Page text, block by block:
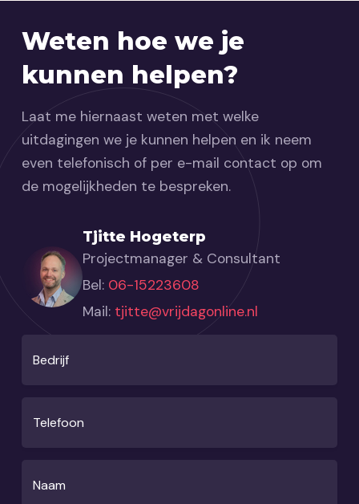
Weten hoe we je
kunnen helpen?
Laat me hiernaast weten met welke
uitdagingen we je kunnen helpen en ik neem
even telefonisch of per e-mail contact op om
de mogelijkheden te bespreken.
Tjitte Hogeterp
Projectmanager & Consultant
Bel: 06-15223608
Mail: tjitte@vrijdagonline.nl
Bedrijf
Telefoon
Naam